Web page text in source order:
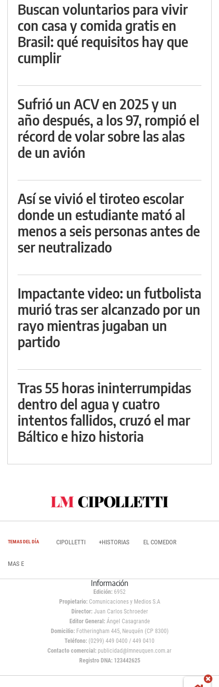
Buscan voluntarios para vivir
con casa y comida gratis en
Brasil: qué requisitos hay que
cumplir
Sufrió un ACV en 2025 y un
año después, a los 97, rompió el
récord de volar sobre las alas
de un avión
Así se vivió el tiroteo escolar
donde un estudiante mató al
menos a seis personas antes de
ser neutralizado
Impactante video: un futbolista
murió tras ser alcanzado por un
rayo mientras jugaban un
partido
Tras 55 horas ininterrumpidas
dentro del agua y cuatro
intentos fallidos, cruzó el mar
Báltico e hizo historia
TEMAS DEL DÍA CIPOLLETTI +HISTORIAS EL COMEDOR
MAS E
Información
Edición: 6952
Propietario:Comunicaciones y Medios S.A
Director: Juan Carlos Schroeder
Editor General:Ángel Casagrande
Domicilio:Fotheringham 445, Neuquén (CP 8300)
Teléfono: (0299) 449 0400 / 449 0410
Contacto comercial: publicidad@lmneuquen.com.ar
Registro DNA: 123442625